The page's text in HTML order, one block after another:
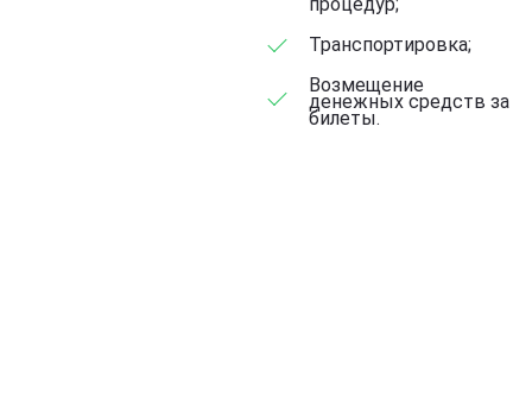
Транспортировка;
Возмещение
денежных средств за
билеты.